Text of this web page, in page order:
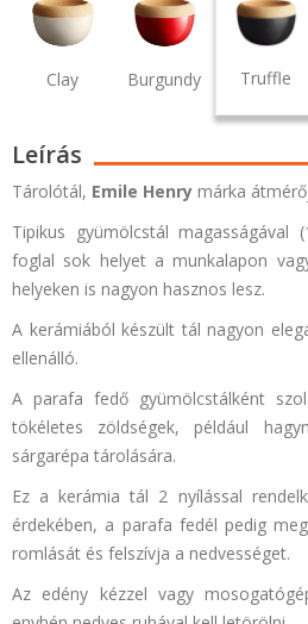
Clay Burgundy Truffle
Leírás
Tárolótál, Emile Henry márka
Tipikus gyümölcstál
foglal sok helyet a munkalapon
helyeken is nagyon hasznos lesz.
A kerámiából készült tál nagyon
ellenálló.
A parafa fedő gyümölcstálként
tökéletes zöldségek, például
sárgarépa tárolására.
Ez a kerámia tál 2 nyílással
érdekében, a parafa fedél pedig
romlását és felszívja a nedvességet.
Az edény kézzel vagy